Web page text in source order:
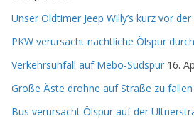
Unser Oldtimer Jeep Willy’s kurz vor
PKW verursacht nächtliche Ölspur
Verkehrsunfall auf Mebo-Südspur 16.
Große Äste drohne auf Straße zu fallen
Bus verursacht Ölspur auf der